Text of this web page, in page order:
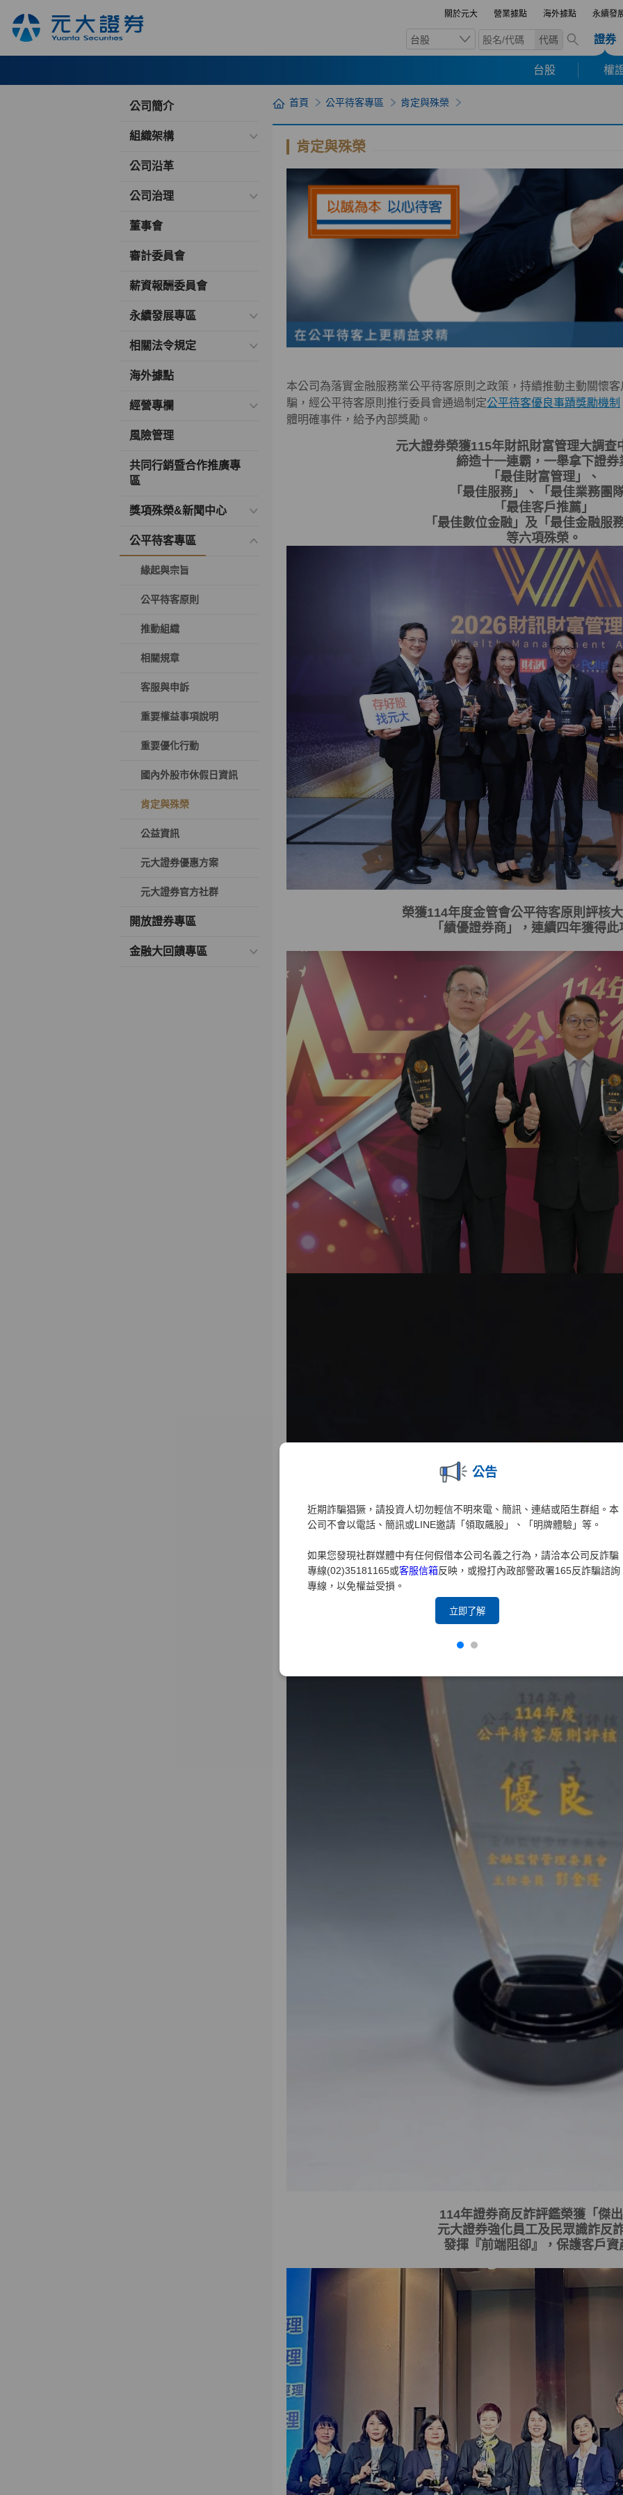
關於元大 營業據點 海外據點 永續發
台股 代碼 證券
台股 權
公告
近期詐騙猖獗，請投資人切勿輕信不明來電、簡訊、連結或陌生群組。本
公司不會以電話、簡訊或LINE邀請「領取飆股」、「明牌體驗」等。
如果您發現社群媒體中有任何假借本公司名義之行為，請洽本公司反詐騙
專線(02)35181165或客服信箱反映，或撥打內政部警政署165反詐騙諮詢
專線，以免權益受損。
立即了解
公司簡介
組織架構
公司沿革
公司治理
董事會
審計委員會
薪資報酬委員會
永續發展專區
相關法令規定
海外據點
經營專欄
風險管理
共同行銷暨合作推廣專
區
獎項殊榮&新聞中心
公平待客專區
緣起與宗旨
公平待客原則
推動組織
相關規章
客服與申訴
重要權益事項說明
重要優化行動
國內外股市休假日資訊
肯定與殊榮
公益資訊
元大證券優惠方案
元大證券官方社群
開放證券專區
金融大回饋專區
首頁 公平待客專區 肯定與殊榮
肯定與殊榮
本公司為落實金融服務業公平待客原則之政策，持續推動主動關懷
騙，經公平待客原則推行委員會通過制定公平待客優良事蹟獎勵機制
體明確事件，給予內部獎勵。
元大證券榮獲115年財訊財富管理大調查
締造十一連霸，一舉拿下證券
「最佳財富管理」、
「最佳服務」、「最佳業務團
「最佳客戶推薦」
「最佳數位金融」及「最佳金融服
等六項殊榮。
榮獲114年度金管會公平待客原則評核
「 績優證券商 」，連續四年獲得此
114年證券商反詐評鑑榮獲「傑
元大證券強化員工及民眾識詐反
發揮 『 前端阻卻』 ，保護客戶資